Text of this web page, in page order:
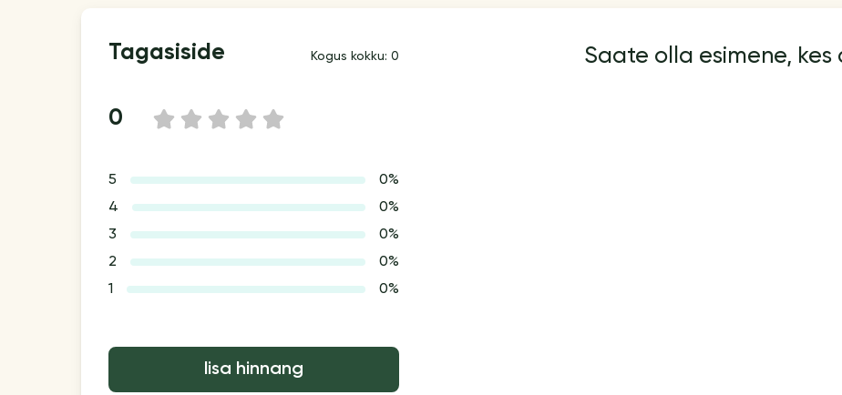
Tagasiside Kogus kokku: 0
0 5
4
3
2
1
5
0%
4
0%
3
0%
2
0%
1
0%
lisa hinnang
Saate olla esimene,